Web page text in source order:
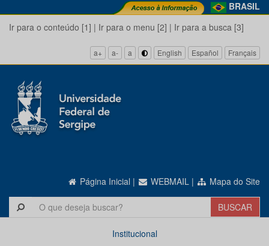
BRASIL
Ir para o conteúdo [1] | Ir para o menu [2] | Ir para a busca [3]
a+ a- a English Español Français
Página Inicial | WEBMAIL | Mapa do Site
Institucional